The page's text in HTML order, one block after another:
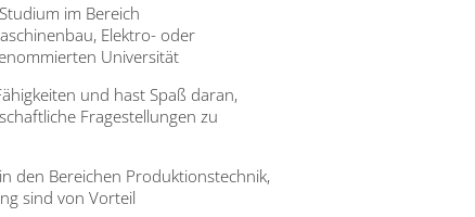
im Bereich
Elektro- oder
Universität
und hast Spaß daran,
Fragestellungen zu
den Bereichen Produktionstechnik,
sind von Vorteil